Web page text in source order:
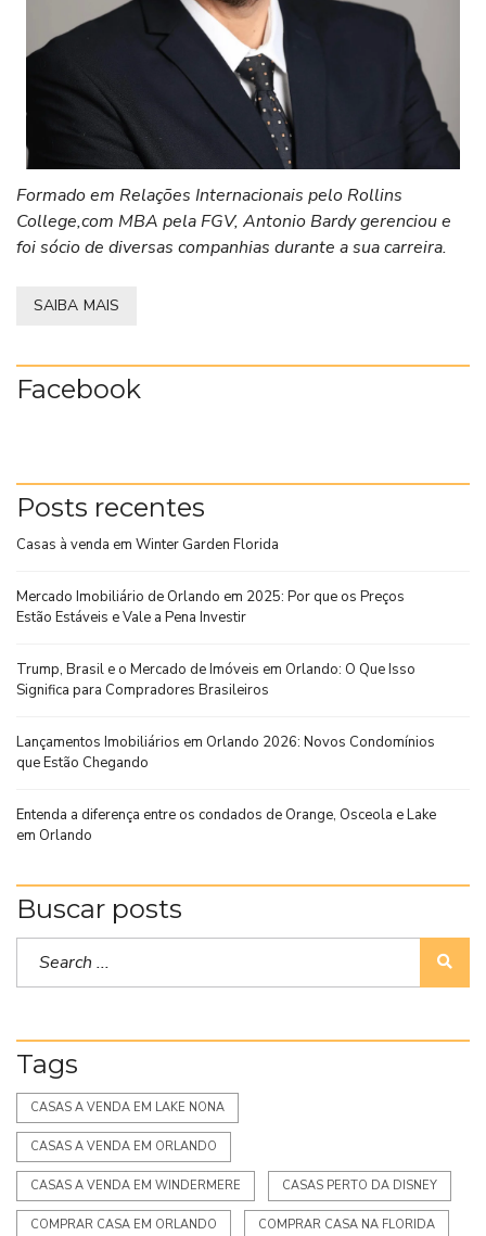
Formado em Relações Internacionais pelo Rollins
College,com MBA pela FGV, Antonio Bardy gerenciou e
foi sócio de diversas companhias durante a sua carreira.
SAIBA MAIS
Facebook
Posts recentes
Casas à venda em Winter Garden Florida
Mercado Imobiliário de Orlando em 2025: Por que os Preços
Estão Estáveis e Vale a Pena Investir
Trump, Brasil e o Mercado de Imóveis em Orlando: O Que Isso
Significa para Compradores Brasileiros
Lançamentos Imobiliários em Orlando 2026: Novos Condomínios
que Estão Chegando
Entenda a diferença entre os condados de Orange, Osceola e Lake
em Orlando
Buscar posts
Tags
CASAS A VENDA EM LAKE NONA
CASAS A VENDA EM ORLANDO
CASAS A VENDA EM WINDERMERE CASAS PERTO DA DISNEY
COMPRAR CASA EM ORLANDO COMPRAR CASA NA FLORIDA